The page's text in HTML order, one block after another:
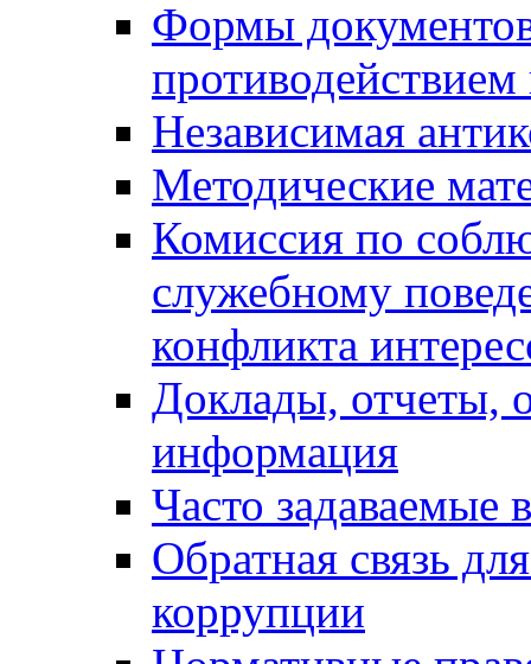
Формы
Независимая
Методические
Комиссия по
служебному
конфликта
Доклады, отчеты,
информация
Часто задаваемые
Обратная связь
коррупции